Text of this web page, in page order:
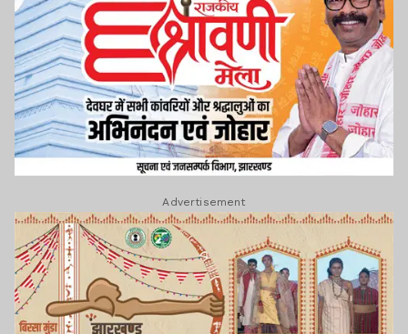
Advertisement